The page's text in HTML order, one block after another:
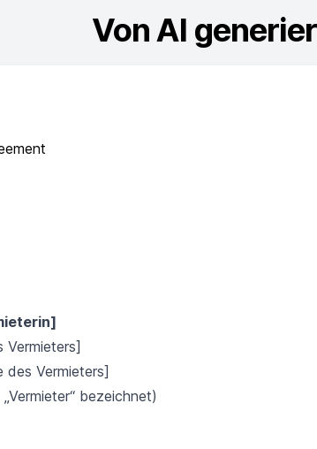
Von AI
Vermieters]
des Vermieters]
bezeichnet)